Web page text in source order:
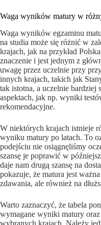
Waga wyników matury w
Waga wyników egzaminu
na studia może się różnić w
krajach, jak na przykład
znaczenie i jest jednym z
uwagę przez uczelnie przy
innych krajach, takich jak
tak istotna, a uczelnie bardziej
aspektach, jak np. wyniki
rekomendacyjne.
W niektórych krajach istnieje
wyniku matury po latach. To
podejściu nie osiągnęliśmy
szansę je poprawić w
daje nam drugą szansę na
pokazuje, że matura jest
zdawania, ale również na
Warto zaznaczyć, że tabela
wymagane wyniki matury